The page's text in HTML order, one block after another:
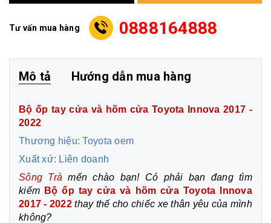
Tư vấn mua hàng 0888164888
Mô tả Hướng dẫn mua hàng
Bộ ốp tay cửa và hõm cửa Toyota Innova 2017 -
2022
Thương hiệu: Toyota oem
Xuất xứ: Liên doanh
Sông Tràmến chào bạn! Có phải bạn đang tìm
kiếm Bộ ốp tay cửa và hõm cửa Toyota Innova
2017 - 2022thay thế cho chiếc xe thân yêu của mình
không?